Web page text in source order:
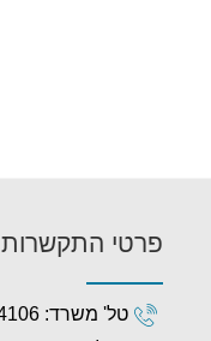
פרטי התקשרות
טל' משרד: 072-3934106